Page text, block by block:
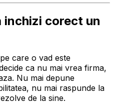
inchizi corect un
care o vad este
ca nu mai vrea firma,
Nu mai depune
nu mai raspunde la
de la sine.